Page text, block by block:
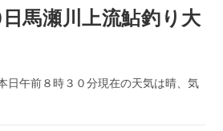
馬瀬川上流鮎釣り大
日午前８時３０分現在の天気は晴、気